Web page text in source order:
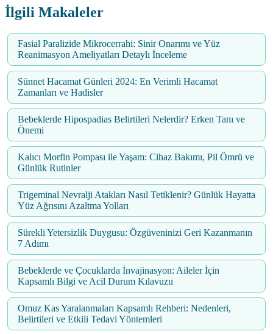
İlgili Makaleler
Fasial Paralizide Mikrocerrahi: Sinir Onarımı ve Yüz
Reanimasyon Ameliyatları Detaylı İnceleme
Sünnet Hacamat Günleri 2024: En Verimli Hacamat
Zamanları ve Hadisler
Bebeklerde Hipospadias Belirtileri Nelerdir? Erken Tanı ve
Önemi
Kalıcı Morfin Pompası ile Yaşam: Cihaz Bakımı, Pil Ömrü ve
Günlük Rutinler
Trigeminal Nevralji Atakları Nasıl Tetiklenir? Günlük Hayatta
Yüz Ağrısını Azaltma Yolları
Sürekli Yetersizlik Duygusu: Özgüveninizi Geri Kazanmanın
7 Adımı
Bebeklerde ve Çocuklarda İnvajinasyon: Aileler İçin
Kapsamlı Bilgi ve Acil Durum Kılavuzu
Omuz Kas Yaralanmaları Kapsamlı Rehberi: Nedenleri,
Belirtileri ve Etkili Tedavi Yöntemleri